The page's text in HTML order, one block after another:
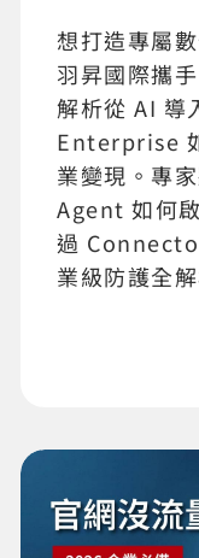
想打造專屬
羽昇國際攜
解析從 AI 導
Enterprise
業變現。專
Agent 如何
過
業級防護全